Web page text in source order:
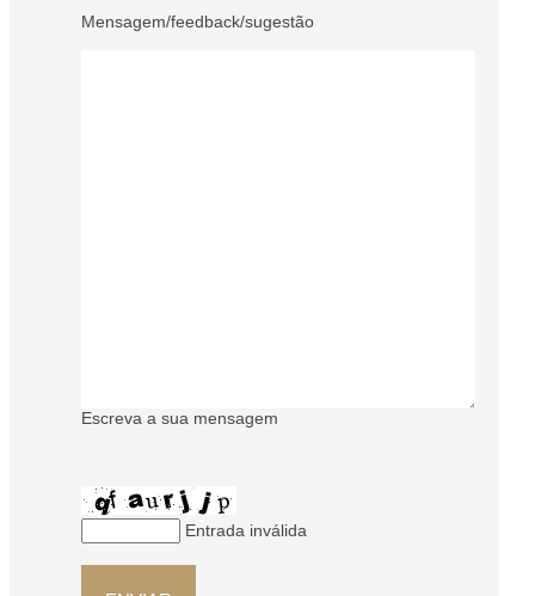
Mensagem/feedback/sugestão
Escreva a sua mensagem
Entrada inválida